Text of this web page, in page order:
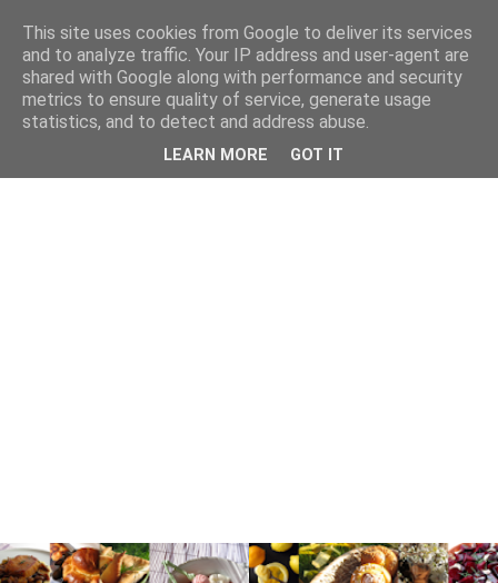
This site uses cookies from Google to deliver its services
and to analyze traffic. Your IP address and user-agent are
shared with Google along with performance and security
metrics to ensure quality of service, generate usage
statistics, and to detect and address abuse.
LEARN MORE GOT IT